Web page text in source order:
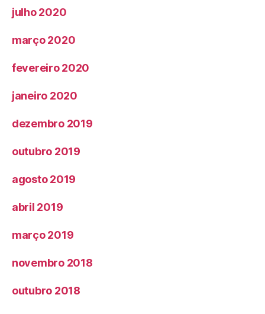
julho 2020
março 2020
fevereiro 2020
janeiro 2020
dezembro 2019
outubro 2019
agosto 2019
abril 2019
março 2019
novembro 2018
outubro 2018